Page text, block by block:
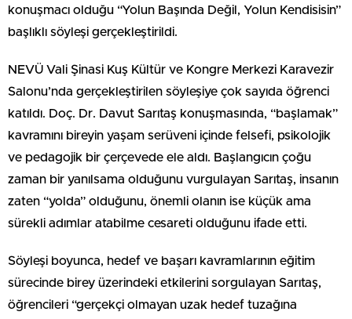
konuşmacı olduğu “Yolun Başında Değil, Yolun Kendisisin”
başlıklı söyleşi gerçekleştirildi.
NEVÜ Vali Şinasi Kuş Kültür ve Kongre Merkezi Karavezir
Salonu’nda gerçekleştirilen söyleşiye çok sayıda öğrenci
katıldı. Doç. Dr. Davut Sarıtaş konuşmasında, “başlamak”
kavramını bireyin yaşam serüveni içinde felsefi, psikolojik
ve pedagojik bir çerçevede ele aldı. Başlangıcın çoğu
zaman bir yanılsama olduğunu vurgulayan Sarıtaş, insanın
zaten “yolda” olduğunu, önemli olanın ise küçük ama
sürekli adımlar atabilme cesareti olduğunu ifade etti.
Söyleşi boyunca, hedef ve başarı kavramlarının eğitim
sürecinde birey üzerindeki etkilerini sorgulayan Sarıtaş,
öğrencileri “gerçekçi olmayan uzak hedef tuzağına